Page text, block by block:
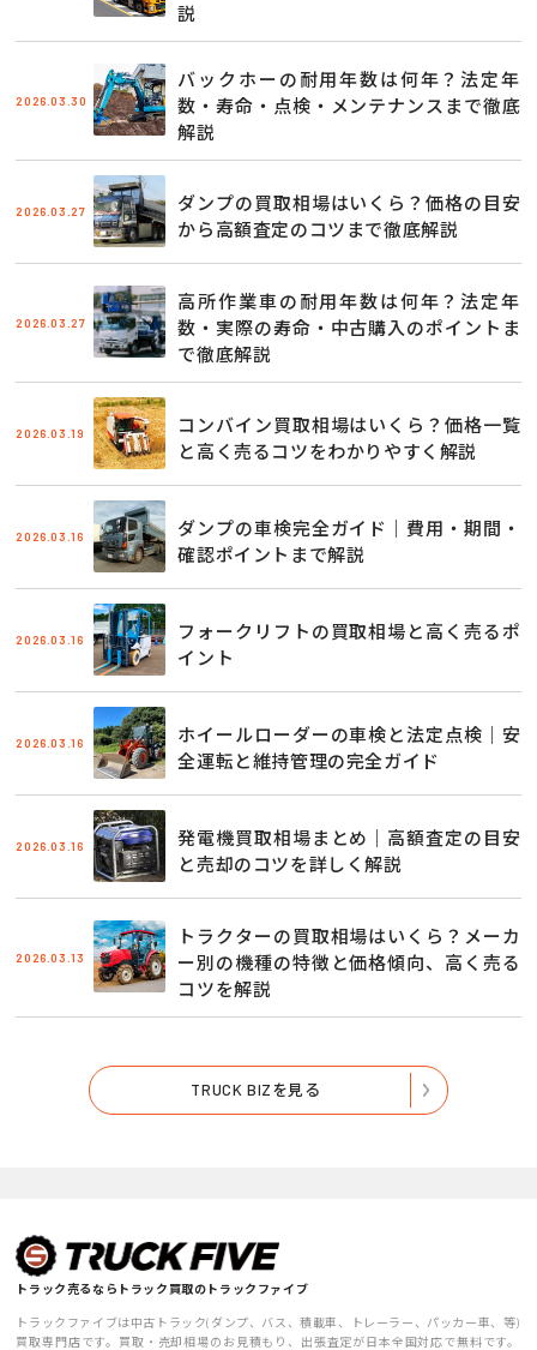
説
2026.03.30
バックホーの耐用年数は何年？法定年
数・寿命・点検・メンテナンスまで徹底
解説
2026.03.27
ダンプの買取相場はいくら？価格の目安
から高額査定のコツまで徹底解説
2026.03.27
高所作業車の耐用年数は何年？法定年
数・実際の寿命・中古購入のポイントま
で徹底解説
2026.03.19
コンバイン買取相場はいくら？価格一覧
と高く売るコツをわかりやすく解説
2026.03.16
ダンプの車検完全ガイド｜費用・期間・
確認ポイントまで解説
2026.03.16
フォークリフトの買取相場と高く売るポ
イント
2026.03.16
ホイールローダーの車検と法定点検｜安
全運転と維持管理の完全ガイド
2026.03.16
発電機買取相場まとめ｜高額査定の目安
と売却のコツを詳しく解説
2026.03.13
トラクターの買取相場はいくら？メーカ
ー別の機種の特徴と価格傾向、高く売る
コツを解説
TRUCK BIZを見る
トラック売るならトラック買取のトラックファイブ
トラックファイブは中古トラック(ダンプ、バス、積載車、トレーラー、パッカー車、等)
買取専門店です。買取・売却相場のお見積もり、出張査定が日本全国対応で無料です。